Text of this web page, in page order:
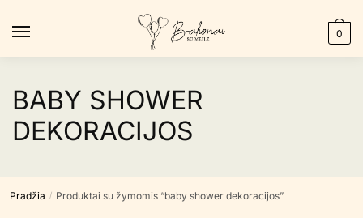
0
BABY SHOWER
DEKORACIJOS
Pradžia / Produktai su žymomis “baby shower dekoracijos”